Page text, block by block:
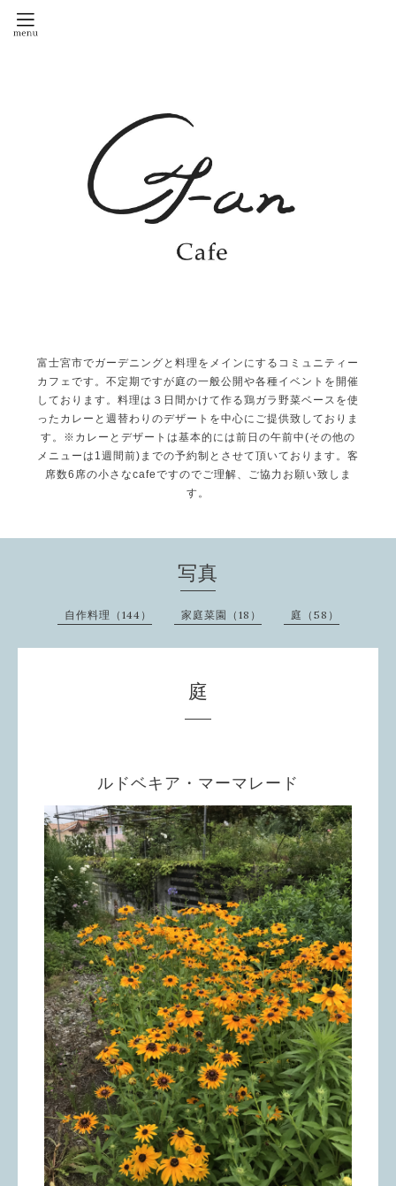
富士宮市でガーデニングと料理をメインにするコミュニティー
カフェです。不定期ですが庭の一般公開や各種イベントを開催
しております。料理は３日間かけて作る鶏ガラ野菜ベースを使
ったカレーと週替わりのデザートを中心にご提供致しておりま
す。※カレーとデザートは基本的には前日の午前中(その他の
メニューは1週間前)までの予約制とさせて頂いております。客
席数6席の小さなcafeですのでご理解、ご協力お願い致しま
す。
写真
自作料理（144） 家庭菜園（18） 庭（58）
庭
ルドベキア・マーマレード